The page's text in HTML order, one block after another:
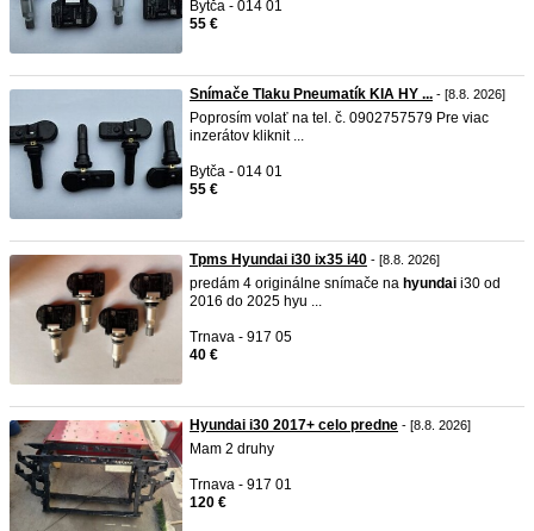
Bytča - 014 01
55 €
Snímače Tlaku Pneumatík KIA HY ... - [8.8. 2026]
Poprosím volať na tel. č. 0902757579 Pre viac
inzerátov kliknit ...
Bytča - 014 01
55 €
Tpms Hyundai i30 ix35 i40 - [8.8. 2026]
predám 4 originálne snímače na hyundai i30 od
2016 do 2025 hyu ...
Trnava - 917 05
40 €
Hyundai i30 2017+ celo predne - [8.8. 2026]
Mam 2 druhy
Trnava - 917 01
120 €